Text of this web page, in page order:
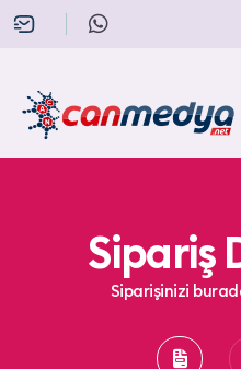
Sipariş
Siparişinizi